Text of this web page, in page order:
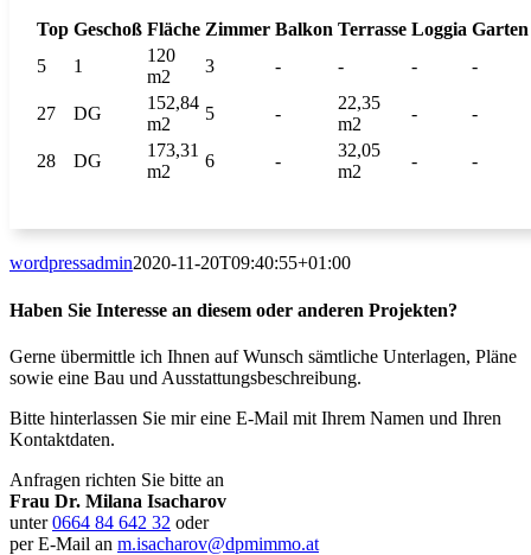
Top Geschoß Fläche Zimmer Balkon Terrasse Loggia Garten
5
1
120
m2
3 - - - -
27 DG
152,84
m2
5 -
22,35
m2
- -
28 DG
173,31
m2
6 -
32,05
m2
- -
wordpressadmin2020-11-20T09:40:55+01:00
Haben Sie Interesse an diesem oder anderen Projekten?
Gerne übermittle ich Ihnen auf Wunsch sämtliche Unterlagen, Pläne
sowie eine Bau und Ausstattungsbeschreibung.
Bitte hinterlassen Sie mir eine E-Mail mit Ihrem Namen und Ihren
Kontaktdaten.
Anfragen richten Sie bitte an
Frau Dr. Milana Isacharov
unter0664 84 642 32 oder
per E-Mail an m.isacharov@dpmimmo.at